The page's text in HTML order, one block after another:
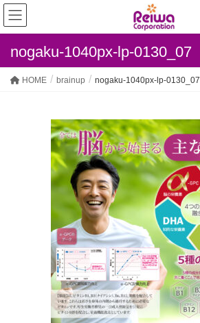
nogaku-1040px-lp-0130_07
HOME brainup nogaku-1040px-lp-0130_07